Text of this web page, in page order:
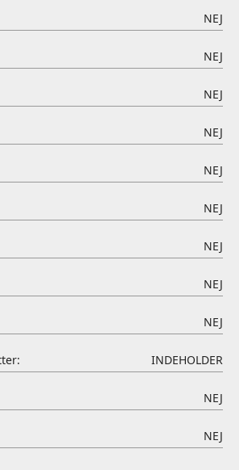
NEJ
NEJ
NEJ
NEJ
NEJ
NEJ
NEJ
NEJ
NEJ
INDEHOLDER
NEJ
NEJ